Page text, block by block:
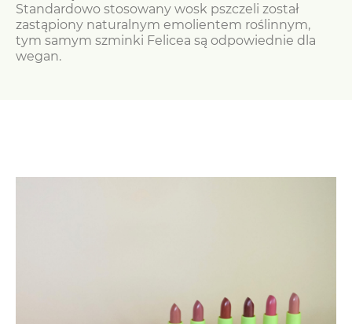
Standardowo stosowany wosk pszczeli został
zastąpiony naturalnym emolientem roślinnym,
tym samym szminki Felicea są odpowiednie dla
wegan.